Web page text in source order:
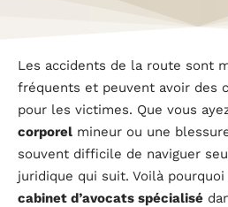
Les accidents de la route sont
fréquents et peuvent avoir des
pour les victimes. Que vous
corporel mineur ou une
souvent difficile de naviguer
juridique qui suit. Voilà
cabinet d’avocats spécialisé